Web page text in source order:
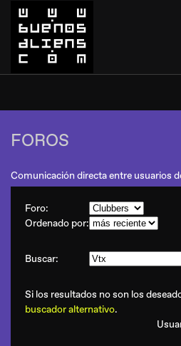
FOROS
Comunicación directa entre usuarios
Foro:
Ordenado por:
Buscar:
Si los resultados no son los
buscador alternativo.